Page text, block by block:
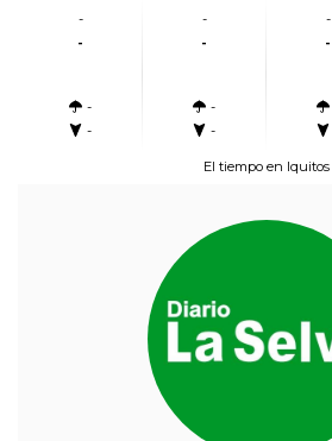
-
-
-
-
-
-
-
-
-
-
El tiempo en Iquitos